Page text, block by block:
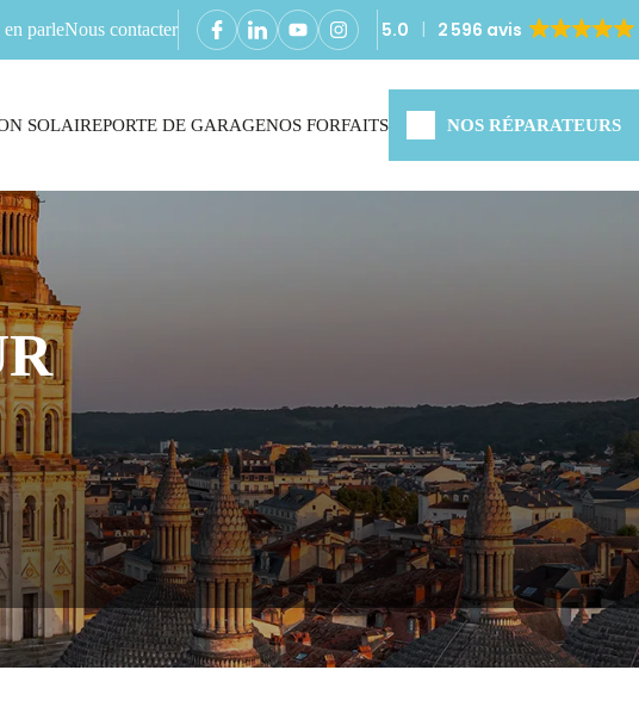
en parleNous contacter 5.0 2 596 avis
SOLAIREPORTE DE GARAGENOS FORFAITS NOS RÉPARATEURS